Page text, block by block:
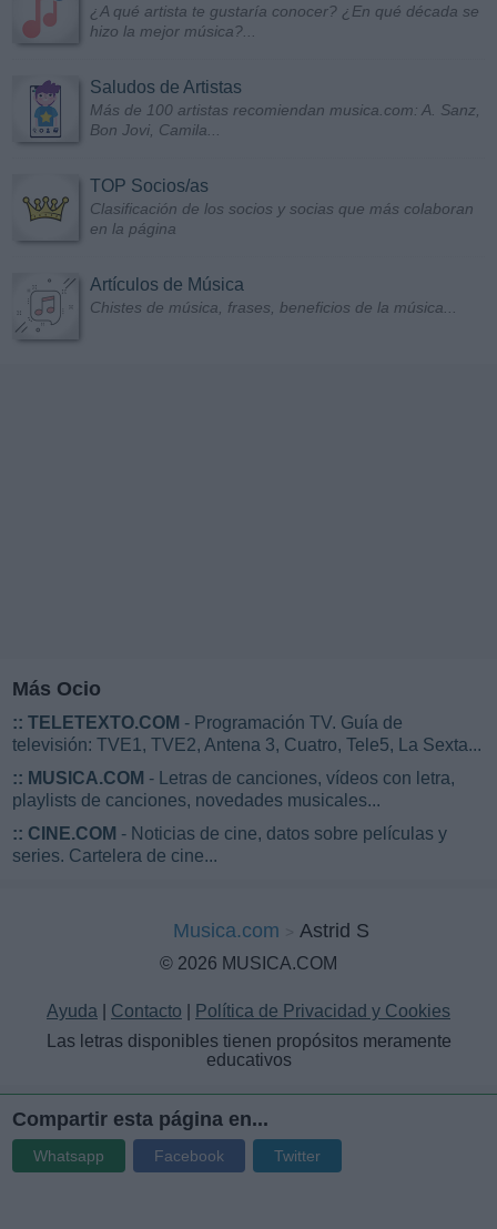
¿A qué artista te gustaría conocer? ¿En qué década se
hizo la mejor música?...
Saludos de Artistas
Más de 100 artistas recomiendan musica.com: A. Sanz,
Bon Jovi, Camila...
TOP Socios/as
Clasificación de los socios y socias que más colaboran
en la página
Artículos de Música
Chistes de música, frases, beneficios de la música...
Más Ocio
:: TELETEXTO.COM - Programación TV. Guía de
televisión: TVE1, TVE2, Antena 3, Cuatro, Tele5, La Sexta...
:: MUSICA.COM - Letras de canciones, vídeos con letra,
playlists de canciones, novedades musicales...
:: CINE.COM - Noticias de cine, datos sobre películas y
series. Cartelera de cine...
Musica.com Astrid S
© 2026 MUSICA.COM
Ayuda Contacto
Política de Privacidad y Cookies
Las letras disponibles tienen propósitos meramente
educativos
Compartir esta página en...
Whatsapp Facebook Twitter